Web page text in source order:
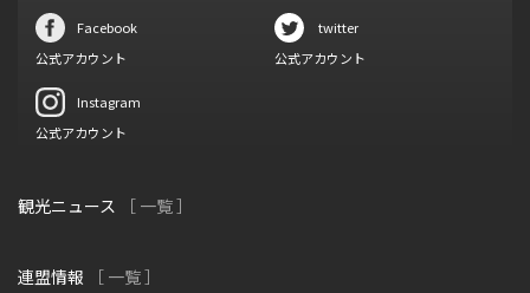
Facebook
公式アカウント
twitter
公式アカウント
Instagram
公式アカウント
観光ニュース ［ 一覧 ］
連盟情報 ［ 一覧 ］